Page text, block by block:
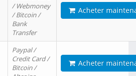
/ Webmoney
/ Bitcoin /
Bank
Transfer
Acheter
Paypal /
Credit Card /
Bitcoin /
Acheter